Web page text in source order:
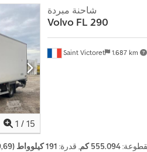
1 / 15
Saint Victoret 1.687 km
شاحنة مبردة
Volvo FL 290
555.094 كم , قدرة: 191 كيلوواط (259,69 حصان)